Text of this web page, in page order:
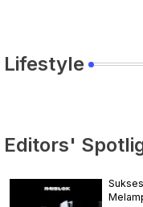
Lifestyle
Editors'